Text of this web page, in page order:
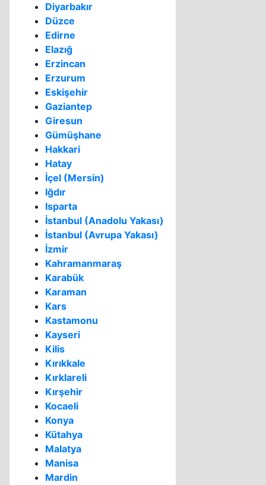
Diyarbakır
Düzce
Edirne
Elazığ
Erzincan
Erzurum
Eskişehir
Gaziantep
Giresun
Gümüşhane
Hakkari
Hatay
İçel (Mersin)
Iğdır
Isparta
İstanbul (Anadolu Yakası)
İstanbul (Avrupa Yakası)
İzmir
Kahramanmaraş
Karabük
Karaman
Kars
Kastamonu
Kayseri
Kilis
Kırıkkale
Kırklareli
Kırşehir
Kocaeli
Konya
Kütahya
Malatya
Manisa
Mardin